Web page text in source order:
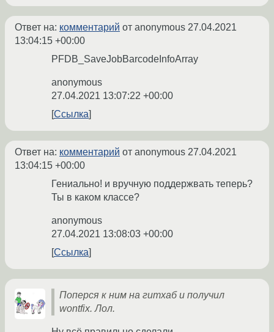
Ответ на: комментарий от anonymous 27.04.2021
13:04:15 +00:00
PFDB_SaveJobBarcodeInfoArray
anonymous
27.04.2021 13:07:22 +00:00
Ссылка
Ответ на: комментарий от anonymous 27.04.2021
13:04:15 +00:00
Гениально! и вручную поддержвать теперь?
Ты в каком классе?
anonymous
27.04.2021 13:08:03 +00:00
Ссылка
Поперся к ним на гитхаб и получил
wontfix. Лол.